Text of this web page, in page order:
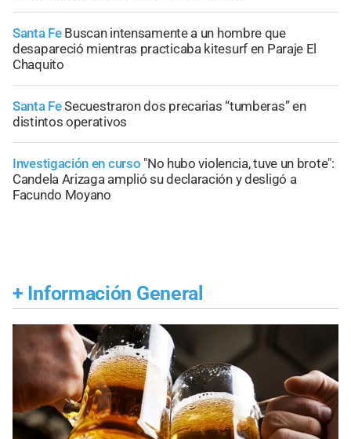
Santa Fe Buscan intensamente a un hombre que
desapareció mientras practicaba kitesurf en Paraje El
Chaquito
Santa FeSecuestraron dos precarias “tumberas” en
distintos operativos
Investigación en curso "No hubo violencia, tuve un brote":
Candela Arizaga amplió su declaración y desligó a
Facundo Moyano
+ Información General